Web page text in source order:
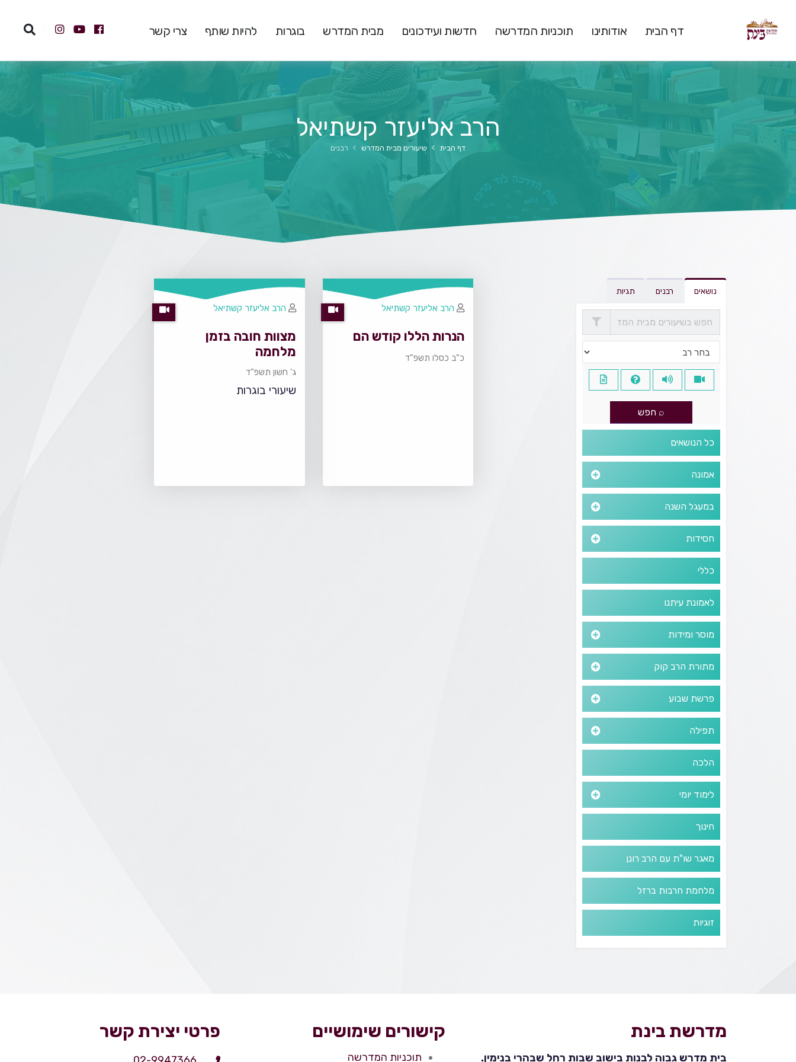
דף הבית אודותינו תוכניות המדרשה חדשות ועידכונים מבית המדרש בוגרות להיות שותף צרי קשר
הרב אליעזר קשתיאל
דף הבית שיעורים מבית המדרש רבנים
נושאים רבנים תגיות
כל הנושאים
אמונה
במעגל השנה
חסידות
כללי
לאמונת עיתנו
מוסר ומידות
מתורת הרב קוק
פרשת שבוע
תפילה
הלכה
לימוד יומי
חינוך
מאגר שו"ת עם הרב רונן
מלחמת חרבות ברזל
זוגיות
הנרות הללו קודש הם
כ"ב כסלו תשפ"ד
הרב אליעזר קשתיאל
מצוות חובה בזמן
מלחמה
ג' חשון תשפ"ד
שיעורי בוגרות
הרב אליעזר קשתיאל
מדרשת בינת
בית מדרש גבוה לבנות בישוב שבות רחל שבהרי בנימין.
קישורים שימושיים
תוכניות המדרשה
פרטי יצירת קשר